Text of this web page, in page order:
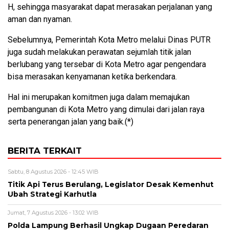
H, sehingga masyarakat dapat merasakan perjalanan yang
aman dan nyaman.
Sebelumnya, Pemerintah Kota Metro melalui Dinas PUTR
juga sudah melakukan perawatan sejumlah titik jalan
berlubang yang tersebar di Kota Metro agar pengendara
bisa merasakan kenyamanan ketika berkendara.
Hal ini merupakan komitmen juga dalam memajukan
pembangunan di Kota Metro yang dimulai dari jalan raya
serta penerangan jalan yang baik.(*)
BERITA TERKAIT
Sabtu, 8 Agustus 2026 - 12:45 WIB
Titik Api Terus Berulang, Legislator Desak Kemenhut
Ubah Strategi Karhutla
Jumat, 7 Agustus 2026 - 13:02 WIB
Polda Lampung Berhasil Ungkap Dugaan Peredaran